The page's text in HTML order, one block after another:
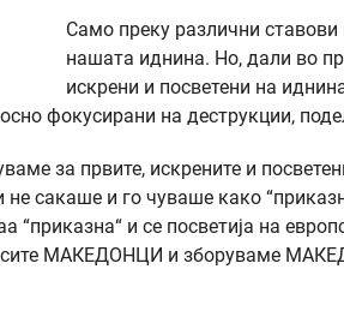
Само преку различни
нашата иднина. Но, дали во
искрени и посветени на
фокусирани на деструкции,
за првите, искрените и
сакаше и го чуваше како
“приказна“ и се посветија на
сите МАКЕДОНЦИ и зборуваме